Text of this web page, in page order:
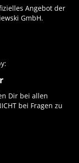
Angebot der
GmbH.
Dir bei allen
bei Fragen zu